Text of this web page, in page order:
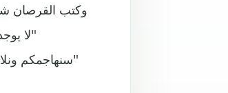
وكتب القرصان
"لا
"سنهاجمكم